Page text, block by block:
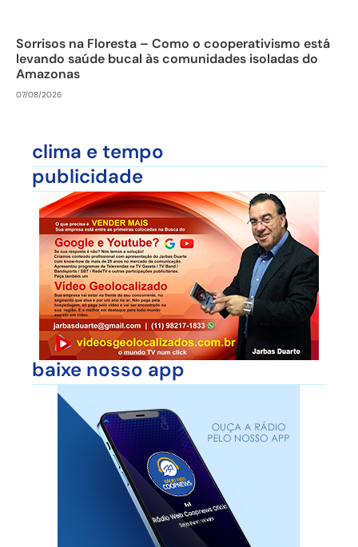
Sorrisos na Floresta – Como o cooperativismo está
levando saúde bucal às comunidades isoladas do
Amazonas
07/08/2026
clima e tempo
publicidade
baixe nosso app